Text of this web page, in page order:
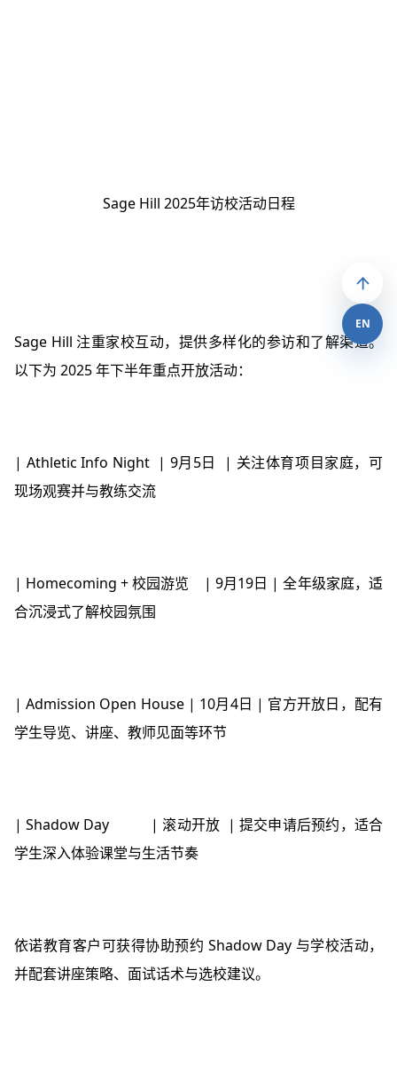
Sage Hill 2025年访校活动日程
Sage Hill 注重家校互动，提供多样化的参访和了解渠道。
以下为 2025 年下半年重点开放活动：
| Athletic Info Night | 9月5日 | 关注体育项目家庭，可
现场观赛并与教练交流
| Homecoming + 校园游览 | 9月19日 | 全年级家庭，适
合沉浸式了解校园氛围
| Admission Open House | 10月4日 | 官方开放日，配有
学生导览、讲座、教师见面等环节
| Shadow Day | 滚动开放 | 提交申请后预约，适合
学生深入体验课堂与生活节奏
依诺教育客户可获得协助预约 Shadow Day 与学校活动，
并配套讲座策略、面试话术与选校建议。
EN